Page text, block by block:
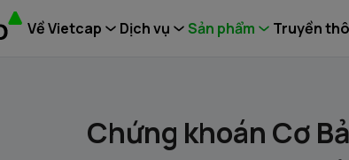
Về Vietcap Dịch vụ Sản phẩm Truyền
Chứng khoán Cơ